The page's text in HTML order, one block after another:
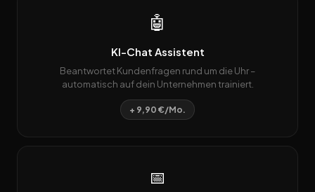
🤖
KI-Chat Assistent
Beantwortet Kundenfragen rund um die Uhr –
automatisch auf dein Unternehmen trainiert.
+ 9,90 €/Mo.
📅